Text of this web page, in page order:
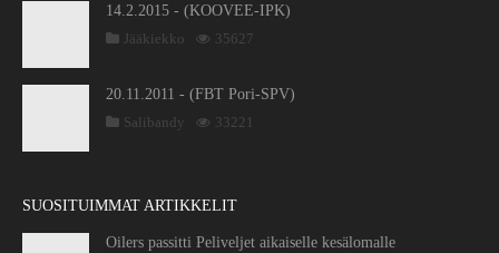
14.2.2015 - (KOOVEE-IPK)
Jääkiekko
35627
20.11.2011 - (FBT Pori-SPV)
Salibandy
33221
SUOSITUIMMAT ARTIKKELIT
Oilers passitti Peliveljet aikaiselle kesälomalle